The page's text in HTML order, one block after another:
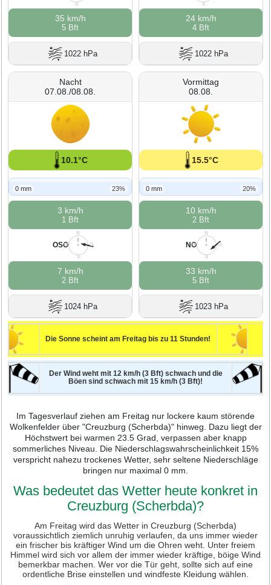
S
35 km/h
5 Bft
1022 hPa
S
24 km/h
4 Bft
1022 hPa
Nacht
07.08./08.08.
10.1°C
0 mm 23%
3 km/h
1 Bft
N
O
S
W
OSO
7 km/h
2 Bft
1024 hPa
Vormittag
08.08.
15.5°C
0 mm 20%
10 km/h
2 Bft
N
O
S
W
NO
33 km/h
5 Bft
1023 hPa
Die Sonne scheint am Freitag bis zu 11 Stunden!
Der Wind weht mit 12 km/h (3 Bft) schwach und die
Böen sind schwach mit 15 km/h (3 Bft)!
Im Tagesverlauf ziehen am Freitag nur lockere kaum störende
Wolkenfelder über "Creuzburg (Scherbda)" hinweg. Dazu liegt der
Höchstwert bei warmen 23.5 Grad, verpassen aber knapp
sommerliches Niveau. Die Niederschlagswahrscheinlichkeit 15%
verspricht nahezu trockenes Wetter, sehr seltene Niederschläge
bringen nur maximal 0 mm.
Was bedeutet das Wetter heute konkret in
Creuzburg (Scherbda)?
Am Freitag wird das Wetter in Creuzburg (Scherbda)
voraussichtlich ziemlich unruhig verlaufen, da uns immer wieder
ein frischer bis kräftiger Wind um die Ohren weht. Unter freiem
Himmel wird sich vor allem der immer wieder kräftige, böige Wind
bemerkbar machen. Wer vor die Tür geht, sollte sich auf eine
ordentliche Brise einstellen und windfeste Kleidung wählen.